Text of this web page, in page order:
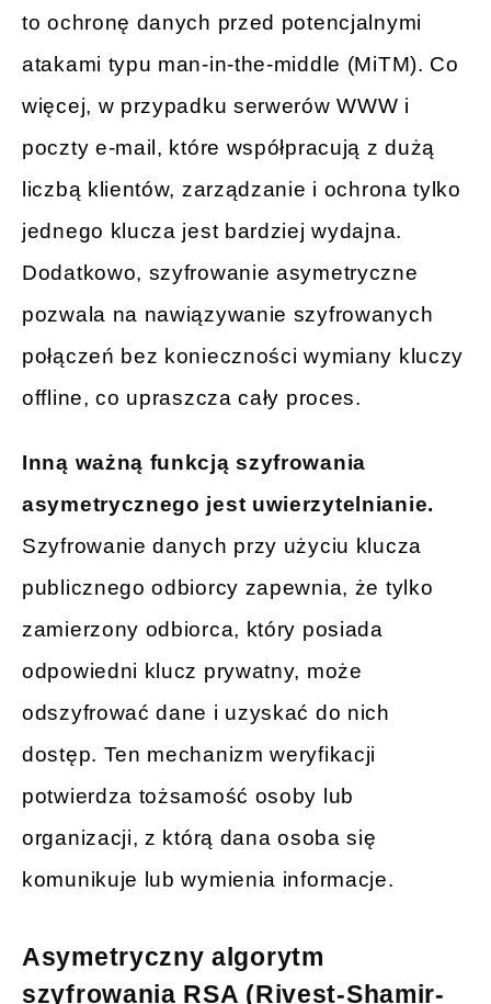
to ochronę danych przed potencjalnymi
atakami typu man-in-the-middle (MiTM). Co
więcej, w przypadku serwerów WWW i
poczty e-mail, które współpracują z dużą
liczbą klientów, zarządzanie i ochrona tylko
jednego klucza jest bardziej wydajna.
Dodatkowo, szyfrowanie asymetryczne
pozwala na nawiązywanie szyfrowanych
połączeń bez konieczności wymiany kluczy
offline, co upraszcza cały proces.
Inną ważną funkcją szyfrowania
asymetrycznego jest uwierzytelnianie.
Szyfrowanie danych przy użyciu klucza
publicznego odbiorcy zapewnia, że tylko
zamierzony odbiorca, który posiada
odpowiedni klucz prywatny, może
odszyfrować dane i uzyskać do nich
dostęp. Ten mechanizm weryfikacji
potwierdza tożsamość osoby lub
organizacji, z którą dana osoba się
komunikuje lub wymienia informacje.
Asymetryczny algorytm
szyfrowania RSA (Rivest-Shamir-